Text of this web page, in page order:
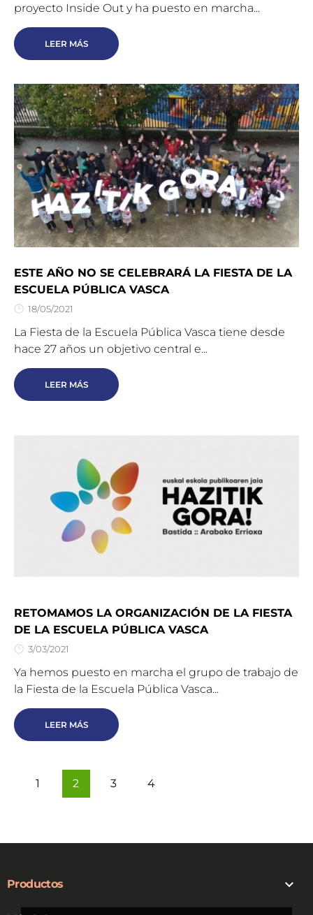
proyecto Inside Out y ha puesto en marcha...
LEER MÁS
ESTE AÑO NO SE CELEBRARÁ LA FIESTA DE LA
ESCUELA PÚBLICA VASCA
18/05/2021
La Fiesta de la Escuela Pública Vasca tiene desde
hace 27 años un objetivo central e...
LEER MÁS
RETOMAMOS LA ORGANIZACIÓN DE LA FIESTA
DE LA ESCUELA PÚBLICA VASCA
3/03/2021
Ya hemos puesto en marcha el grupo de trabajo de
la Fiesta de la Escuela Pública Vasca...
LEER MÁS
1 2 3 4
Productos 